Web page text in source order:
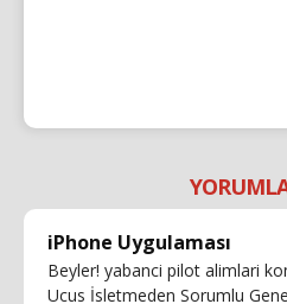
iPhone Uygulaması
Beyler! yabanci pilot alimlari
Ucus İsletmeden Sorumlu